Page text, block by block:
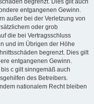
entgangenen Gewinn.
außer bei der Verletzung von
oder grob
die bei Vertragsschluss
und im Übrigen der Höhe
begrenzt. Dies gilt
entgangenen Gewinn.
c gilt sinngemäß auch
des Betreibers.
nationalem Recht bleiben